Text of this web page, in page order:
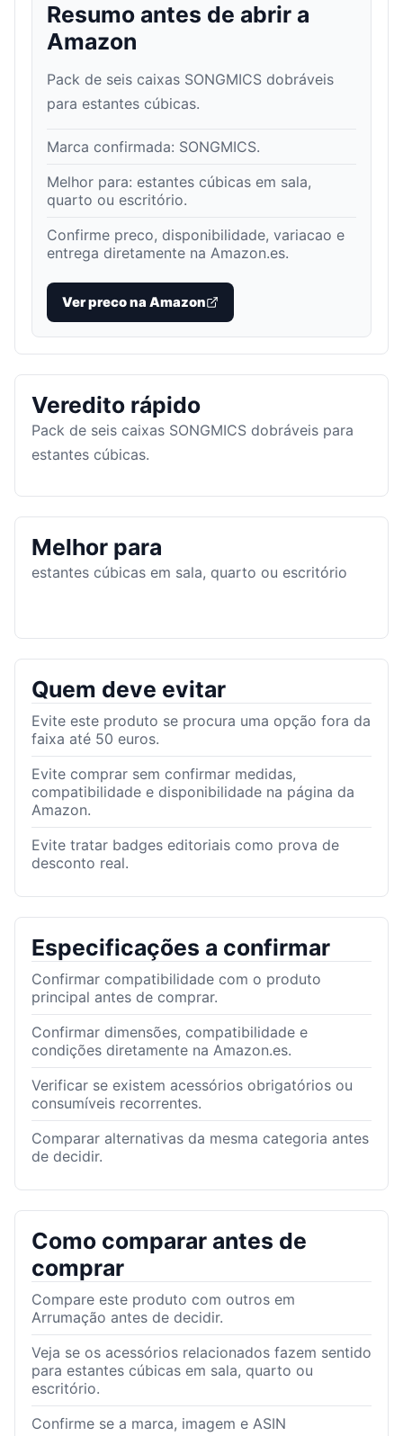
Resumo antes de abrir a
Amazon
Pack de seis caixas SONGMICS dobráveis
para estantes cúbicas.
Marca confirmada: SONGMICS.
Melhor para: estantes cúbicas em sala,
quarto ou escritório.
Confirme preco, disponibilidade, variacao e
entrega diretamente na Amazon.es.
Ver preco na Amazon
Veredito rápido
Pack de seis caixas SONGMICS dobráveis para
estantes cúbicas.
Melhor para
estantes cúbicas em sala, quarto ou escritório
Quem deve evitar
Evite este produto se procura uma opção fora da
faixa até 50 euros.
Evite comprar sem confirmar medidas,
compatibilidade e disponibilidade na página da
Amazon.
Evite tratar badges editoriais como prova de
desconto real.
Especificações a confirmar
Confirmar compatibilidade com o produto
principal antes de comprar.
Confirmar dimensões, compatibilidade e
condições diretamente na Amazon.es.
Verificar se existem acessórios obrigatórios ou
consumíveis recorrentes.
Comparar alternativas da mesma categoria antes
de decidir.
Como comparar antes de
comprar
Compare este produto com outros em
Arrumação antes de decidir.
Veja se os acessórios relacionados fazem sentido
para estantes cúbicas em sala, quarto ou
escritório.
Confirme se a marca, imagem e ASIN